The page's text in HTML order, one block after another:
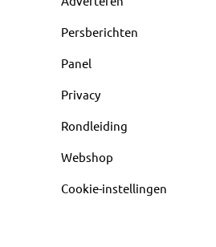
Persberichten
Panel
Privacy
Rondleiding
Webshop
Cookie-instellingen